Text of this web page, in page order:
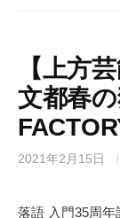
【上方
文都春
2021年2月15日 /
落語 入門35周